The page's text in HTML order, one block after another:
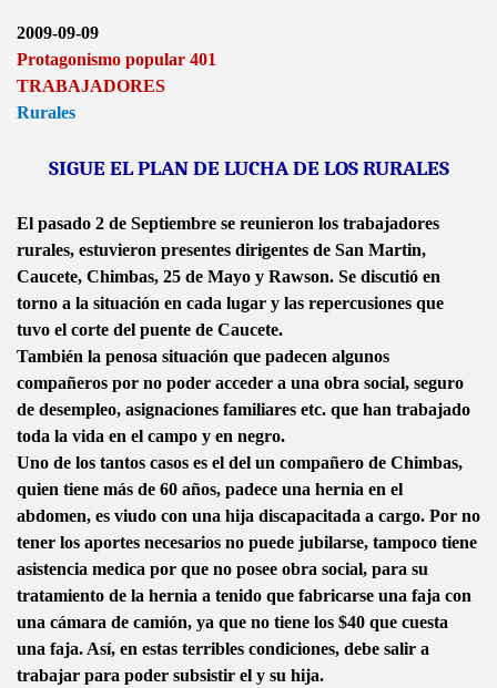
2009-09-09
Protagonismo popular 401
TRABAJADORES
Rurales
SIGUE EL PLAN DE LUCHA DE LOS RURALES
El pasado 2 de Septiembre se reunieron los trabajadores
rurales, estuvieron presentes dirigentes de San Martin,
Caucete, Chimbas, 25 de Mayo y Rawson. Se discutió en
torno a la situación en cada lugar y las repercusiones que
tuvo el corte del puente de Caucete.
También la penosa situación que padecen algunos
compañeros por no poder acceder a una obra social, seguro
de desempleo, asignaciones familiares etc. que han trabajado
toda la vida en el campo y en negro.
Uno de los tantos casos es el del un compañero de Chimbas,
quien tiene más de 60 años, padece una hernia en el
abdomen, es viudo con una hija discapacitada a cargo. Por no
tener los aportes necesarios no puede jubilarse, tampoco tiene
asistencia medica por que no posee obra social, para su
tratamiento de la hernia a tenido que fabricarse una faja con
una cámara de camión, ya que no tiene los $40 que cuesta
una faja. Así, en estas terribles condiciones, debe salir a
trabajar para poder subsistir el y su hija.